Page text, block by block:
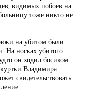
видимых побоев на
тоже никто не
на убитом были
На носках убитого
он ходил босиком
Владимира
свидетельствовать